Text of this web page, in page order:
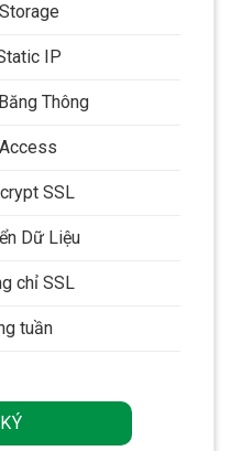
IP
Thông
SSL
Dữ Liệu
chỉ SSL
tuần